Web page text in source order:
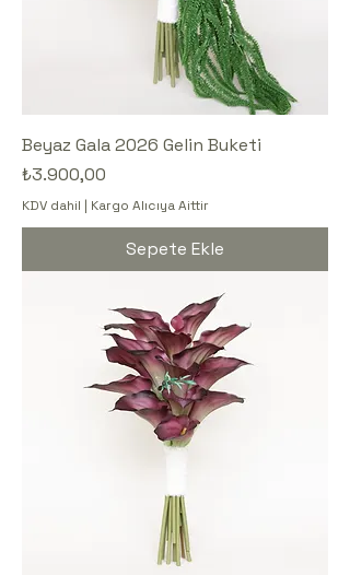
Beyaz Gala 2026 Gelin Buketi
Fiyat
₺3.900,00
KDV dahil | Kargo Alıcıya Aittir
Sepete Ekle